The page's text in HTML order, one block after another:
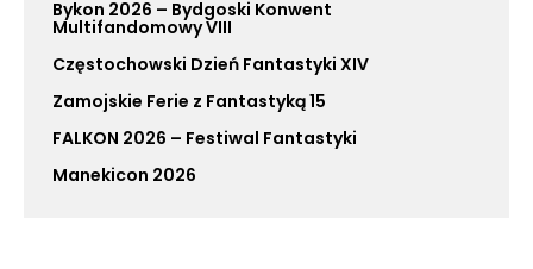
Bykon 2026 – Bydgoski Konwent
Multifandomowy VIII
Częstochowski Dzień Fantastyki XIV
Zamojskie Ferie z Fantastyką 15
FALKON 2026 – Festiwal Fantastyki
Manekicon 2026